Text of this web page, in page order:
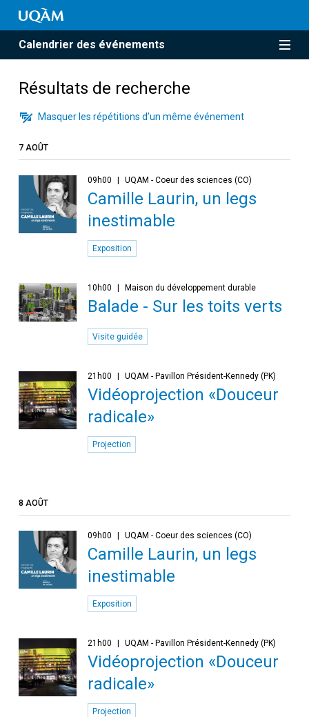
Calendrier des événements
Résultats de recherche
Masquer les répétitions d’un même événement
7 AOÛT
09h00 UQAM - Coeur des sciences (CO)
Camille Laurin, un legs
inestimable
Exposition
10h00 Maison du développement durable
Balade - Sur les toits verts
Visite guidée
21h00 UQAM - Pavillon Président-Kennedy (PK)
Vidéoprojection «Douceur
radicale»
Projection
8 AOÛT
09h00 UQAM - Coeur des sciences (CO)
Camille Laurin, un legs
inestimable
Exposition
21h00 UQAM - Pavillon Président-Kennedy (PK)
Vidéoprojection «Douceur
radicale»
Projection